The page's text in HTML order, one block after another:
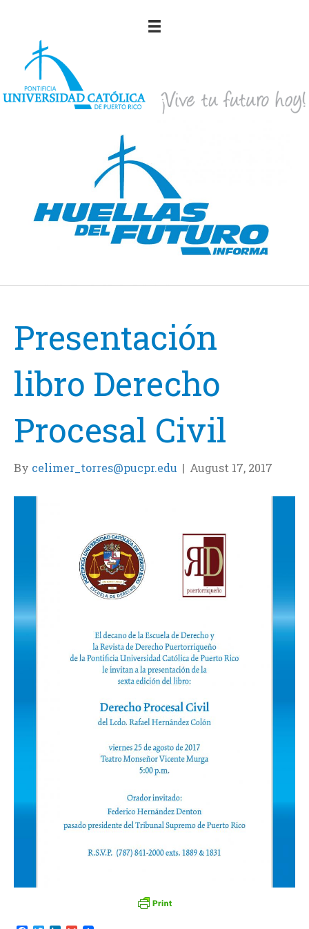
Presentación
libro Derecho
Procesal Civil
By celimer_torres@pucpr.edu | August 17, 2017